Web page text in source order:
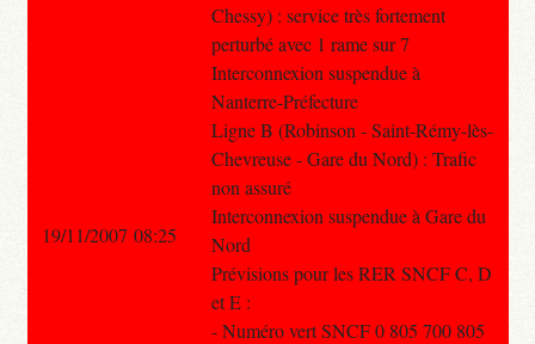
Chessy) : service très fortement
perturbé avec 1 rame sur 7
Interconnexion suspendue à
Nanterre-Préfecture
Ligne B (Robinson - Saint-Rémy-lès-
Chevreuse - Gare du Nord) : Trafic
non assuré
Interconnexion suspendue à Gare du
Nord
Prévisions pour les RER SNCF C, D
et E :
- Numéro vert SNCF 0 805 700 805
19/11/2007 08:25